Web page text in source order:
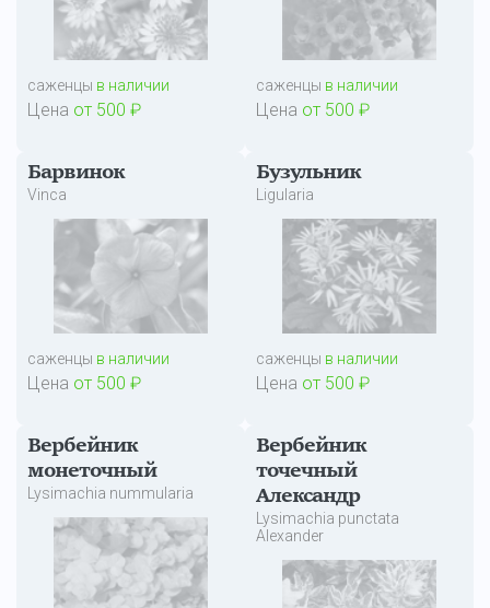
саженцы в наличии
Цена от 500 ₽
саженцы в наличии
Цена от 500 ₽
Барвинок
Vinca
саженцы в наличии
Цена от 500 ₽
Бузульник
Ligularia
саженцы в наличии
Цена от 500 ₽
Вербейник
монеточный
Lysimachia nummularia
Вербейник
точечный
Александр
Lysimachia punctata
Alexander